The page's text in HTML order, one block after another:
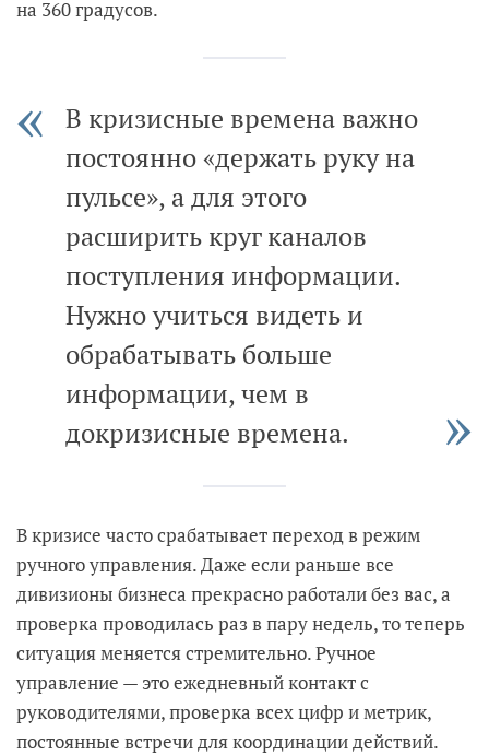
на 360 градусов.
В кризисные времена важно
постоянно «держать руку на
пульсе», а для этого
расширить круг каналов
поступления информации.
Нужно учиться видеть и
обрабатывать больше
информации, чем в
докризисные времена.
В кризисе часто срабатывает переход в режим
ручного управления. Даже если раньше все
дивизионы бизнеса прекрасно работали без вас, а
проверка проводилась раз в пару недель, то теперь
ситуация меняется стремительно. Ручное
управление — это ежедневный контакт с
руководителями, проверка всех цифр и метрик,
постоянные встречи для координации действий.